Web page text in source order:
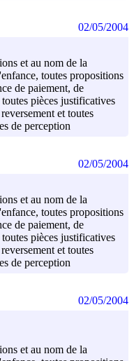
et au nom de la
toutes propositions
de paiement, de
pièces justificatives
et toutes
de perception
02/05/2004
et au nom de la
toutes propositions
de paiement, de
pièces justificatives
et toutes
de perception
02/05/2004
et au nom de la
02/05/2004